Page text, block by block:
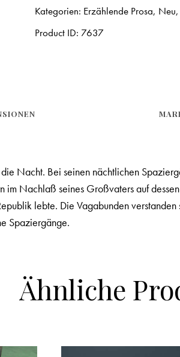
Kategorien: Erzählende Prosa, Neu,
Product ID: 7637
Nacht. Bei seinen nächtlichen
Nachlaß seines Großvaters auf
lebte. Die Vagabunden
Spaziergänge.
Ähnliche